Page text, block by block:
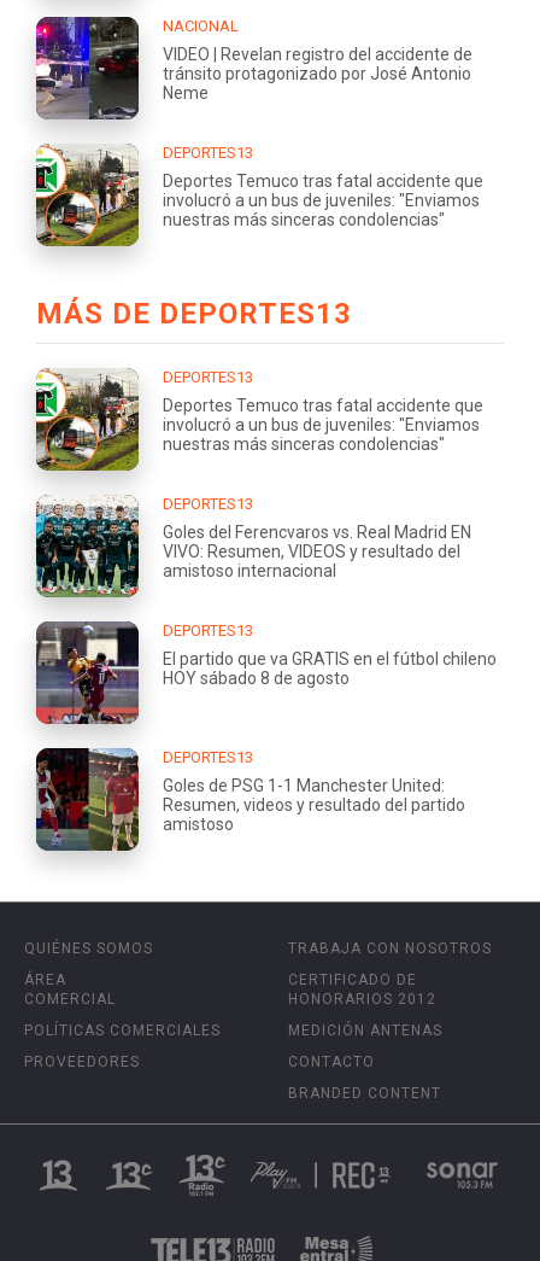
NACIONAL
VIDEO | Revelan registro del accidente de
tránsito protagonizado por José Antonio
Neme
DEPORTES13
Deportes Temuco tras fatal accidente que
involucró a un bus de juveniles: "Enviamos
nuestras más sinceras condolencias"
MÁS DE DEPORTES13
DEPORTES13
Deportes Temuco tras fatal accidente que
involucró a un bus de juveniles: "Enviamos
nuestras más sinceras condolencias"
DEPORTES13
Goles del Ferencvaros vs. Real Madrid EN
VIVO: Resumen, VIDEOS y resultado del
amistoso internacional
DEPORTES13
El partido que va GRATIS en el fútbol chileno
HOY sábado 8 de agosto
DEPORTES13
Goles de PSG 1-1 Manchester United:
Resumen, videos y resultado del partido
amistoso
QUIÉNES SOMOS
ÁREA
COMERCIAL
POLÍTICAS COMERCIALES
PROVEEDORES
TRABAJA CON NOSOTROS
CERTIFICADO DE
HONORARIOS 2012
MEDICIÓN ANTENAS
CONTACTO
BRANDED CONTENT